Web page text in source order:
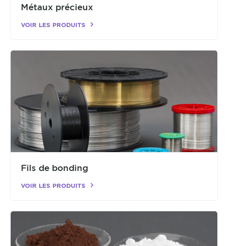
Métaux précieux
VOIR LES PRODUITS
Fils de bonding
VOIR LES PRODUITS